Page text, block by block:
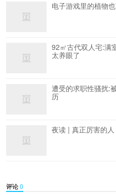
电子游戏里的植物
92㎡古代双人宅:满
太养眼了
遭受的求职性骚扰:
历
夜读 | 真正厉害的
评论0